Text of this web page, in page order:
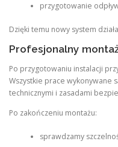
przygotowanie
Dzięki temu nowy system
Profesjonalny
Po przygotowaniu instalacji
Wszystkie prace wykonywane
technicznymi i zasadami
Po zakończeniu montażu:
sprawdzamy